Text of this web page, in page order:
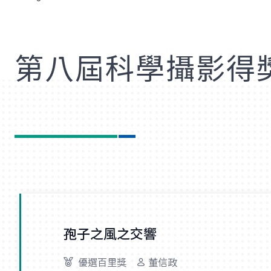
第八屆科學攝影得
孢子之風之交響
優選百里獎 董信政